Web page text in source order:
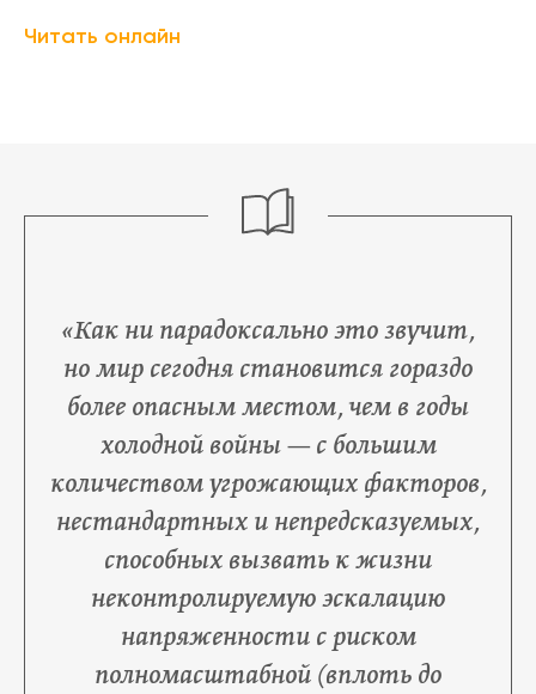
Читать онлайн
«Как ни парадоксально это звучит,
но мир сегодня становится гораздо
более опасным местом, чем в годы
холодной войны — с большим
количеством угрожающих факторов,
нестандартных и непредсказуемых,
способных вызвать к жизни
неконтролируемую эскалацию
напряженности с риском
полномасштабной (вплоть до